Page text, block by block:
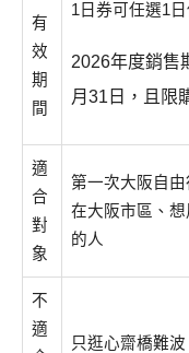
有
效
期
間
1日券可任選1
2026年度銷售
月31日，且限
適
合
對
象
第一次大阪自
在大阪市區、
的人
不
適
只逛心齋橋難